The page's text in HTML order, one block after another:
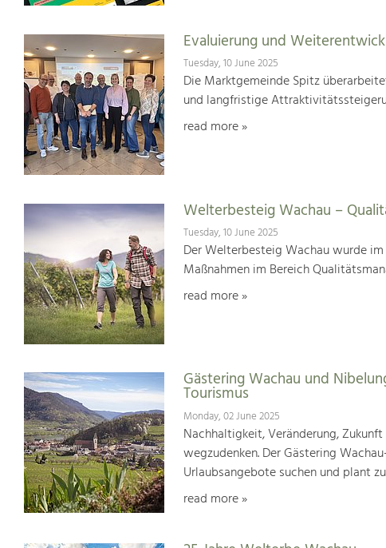
Evaluierung und
Tuesday, 10 June 2025
Die Marktgemeinde Spitz
und langfristige
read more »
Welterbesteig Wachau –
Tuesday, 10 June 2025
Der Welterbesteig Wachau wurde
Maßnahmen im Bereich
read more »
Gästering Wachau und
Tourismus
Monday, 02 June 2025
Nachhaltigkeit, Veränderung,
wegzudenken. Der Gästering
Urlaubsangebote suchen und plant
read more »